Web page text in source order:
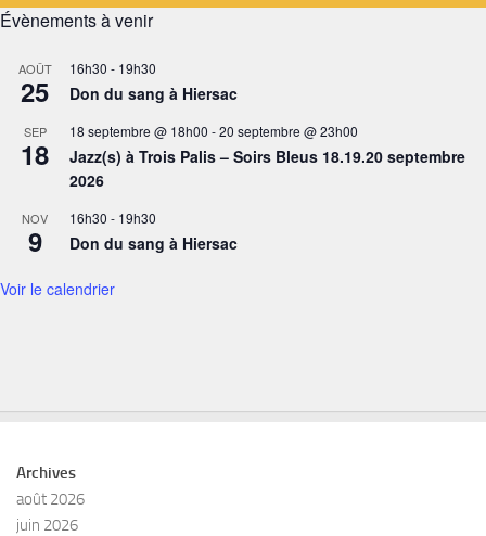
Évènements à venir
AOÛT
25
16h30 - 19h30
Don du sang à Hiersac
SEP
18
18 septembre @ 18h00 -20 septembre @ 23h00
Jazz(s) à Trois Palis – Soirs Bleus 18.19.20 septembre
2026
NOV
9
16h30 - 19h30
Don du sang à Hiersac
Voir le calendrier
Archives
août 2026
juin 2026